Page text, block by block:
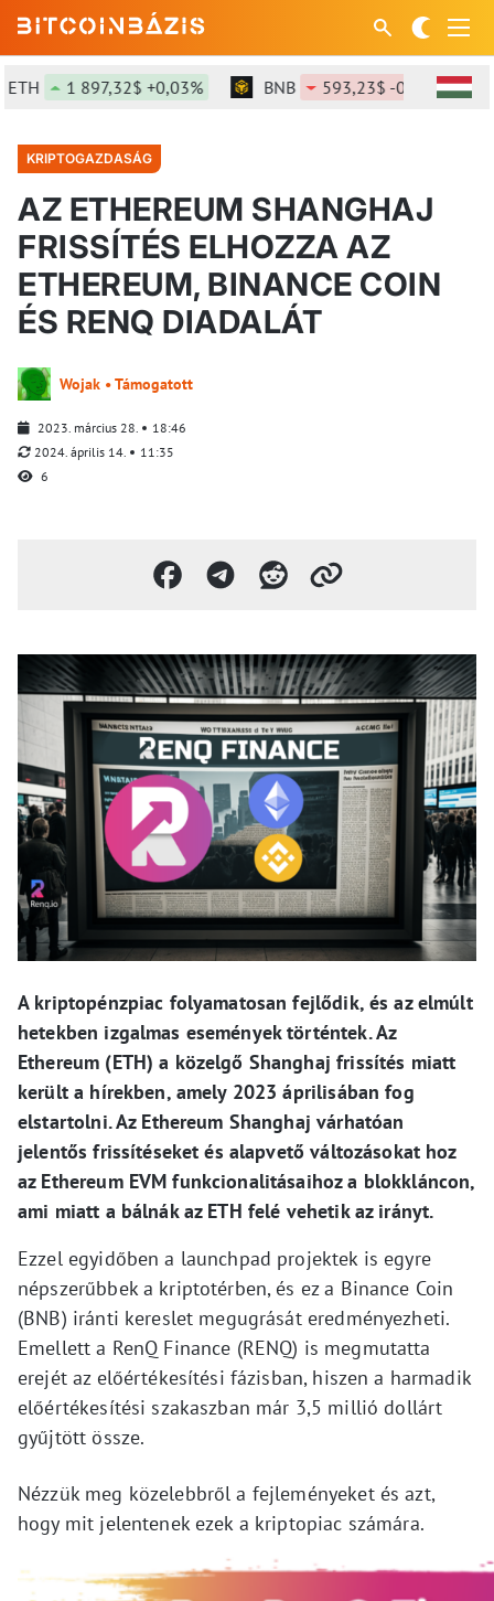
1 897,32$ +0,03% BNB 593,23$ -0,07%
KRIPTOGAZDASÁG
AZ ETHEREUM SHANGHAJ
FRISSÍTÉS ELHOZZA AZ
ETHEREUM, BINANCE COIN
ÉS RENQ DIADALÁT
Wojak • Támogatott
2023. március 28.
18:46
2024. április 14.
11:35
6
A kriptopénzpiac folyamatosan fejlődik, és az elmúlt
hetekben izgalmas események történtek. Az
Ethereum (ETH) a közelgő Shanghaj frissítés miatt
került a hírekben, amely 2023 áprilisában fog
elstartolni. Az Ethereum Shanghaj várhatóan
jelentős frissítéseket és alapvető változásokat hoz
az Ethereum EVM funkcionalitásaihoz a blokkláncon,
ami miatt a bálnák az ETH felé vehetik az irányt.
Ezzel egyidőben a launchpad projektek is egyre
népszerűbbek a kriptotérben, és ez a Binance Coin
(BNB) iránti kereslet megugrását eredményezheti.
Emellett a RenQ Finance (RENQ) is megmutatta
erejét az előértékesítési fázisban, hiszen a harmadik
előértékesítési szakaszban már 3,5 millió dollárt
gyűjtött össze.
Nézzük meg közelebbről a fejleményeket és azt,
hogy mit jelentenek ezek a kriptopiac számára.